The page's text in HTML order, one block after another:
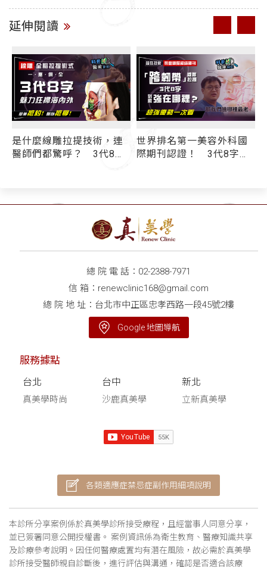
延伸閱讀
連
字
世界排名第一美容外科國
際期刊認證！ 3代8字線
3代8字
總 院 電 話： 02-2388-7971
信 箱： renewclinic168@gmail.com
總 院 地 址：台北市中正區忠孝西路一段45號2樓
Google 地圖導航
服務據點
台北
真美學時尚
台中
沙鹿真美學
新北
立新真美學
各類適應症禁忌症副作用細項說明
本診所分享案例係於真美學診所接受療程，且經當事人同意分享，
並已簽署同意公開授權書。 案例資訊係為衛生教育、醫療知識共享
及診療參考說明。因任何醫療處置均有潛在風險，故必需於真美學
診所接受醫師親自診斷後，進行評估與溝通，確認是否適合該療